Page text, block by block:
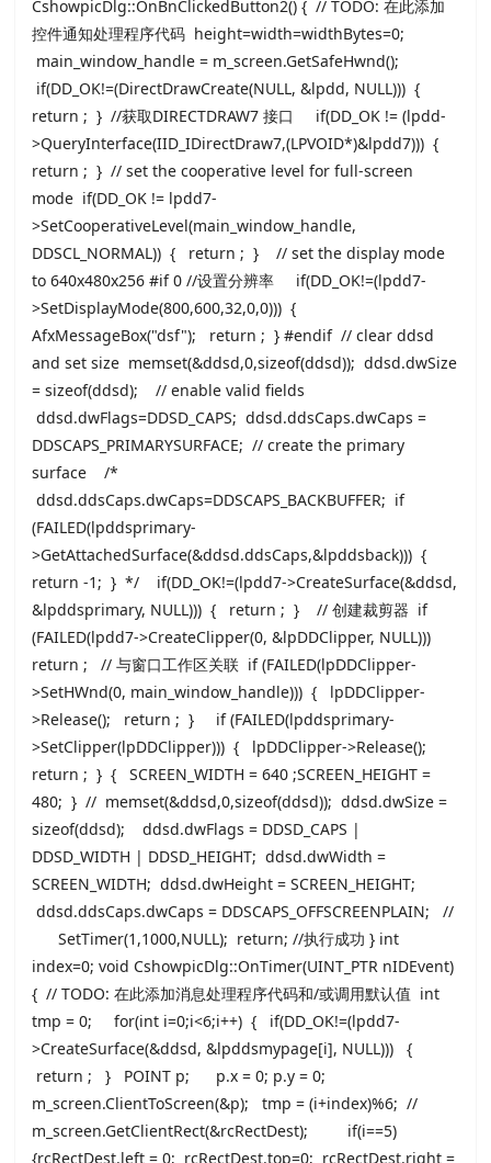
CshowpicDlg::OnBnClickedButton2() { // TODO: 在此添加
控件通知处理程序代码 height=width=widthBytes=0;
main_window_handle = m_screen.GetSafeHwnd();
if(DD_OK!=(DirectDrawCreate(NULL, &lpdd, NULL))) {
return ; } //获取DIRECTDRAW7 接口 if(DD_OK != (lpdd-
>QueryInterface(IID_IDirectDraw7,(LPVOID*)&lpdd7))) {
return ; } // set the cooperative level for full-screen
mode if(DD_OK != lpdd7-
>SetCooperativeLevel(main_window_handle,
DDSCL_NORMAL)) { return ; } // set the display mode
to 640x480x256 #if 0 //设置分辨率 if(DD_OK!=(lpdd7-
>SetDisplayMode(800,600,32,0,0))) {
AfxMessageBox("dsf"); return ; } #endif // clear ddsd
and set size memset(&ddsd,0,sizeof(ddsd)); ddsd.dwSize
= sizeof(ddsd); // enable valid fields
ddsd.dwFlags=DDSD_CAPS; ddsd.ddsCaps.dwCaps =
DDSCAPS_PRIMARYSURFACE; // create the primary
surface /*
ddsd.ddsCaps.dwCaps=DDSCAPS_BACKBUFFER; if
(FAILED(lpddsprimary-
>GetAttachedSurface(&ddsd.ddsCaps,&lpddsback))) {
return -1; } */ if(DD_OK!=(lpdd7->CreateSurface(&ddsd,
&lpddsprimary, NULL))) { return ; } // 创建裁剪器 if
(FAILED(lpdd7->CreateClipper(0, &lpDDClipper, NULL)))
return ; // 与窗口工作区关联 if (FAILED(lpDDClipper-
>SetHWnd(0, main_window_handle))) { lpDDClipper-
>Release(); return ; } if (FAILED(lpddsprimary-
>SetClipper(lpDDClipper))) { lpDDClipper->Release();
return ; } { SCREEN_WIDTH = 640 ;SCREEN_HEIGHT =
480; } // memset(&ddsd,0,sizeof(ddsd)); ddsd.dwSize =
sizeof(ddsd); ddsd.dwFlags = DDSD_CAPS |
DDSD_WIDTH | DDSD_HEIGHT; ddsd.dwWidth =
SCREEN_WIDTH; ddsd.dwHeight = SCREEN_HEIGHT;
ddsd.ddsCaps.dwCaps = DDSCAPS_OFFSCREENPLAIN; //
SetTimer(1,1000,NULL); return; //执行成功 } int
index=0; void CshowpicDlg::OnTimer(UINT_PTR nIDEvent)
{ // TODO: 在此添加消息处理程序代码和/或调用默认值 int
tmp = 0; for(int i=0;i<6;i++) { if(DD_OK!=(lpdd7-
>CreateSurface(&ddsd, &lpddsmypage[i], NULL))) {
return ; } POINT p; p.x = 0; p.y = 0;
m_screen.ClientToScreen(&p); tmp = (i+index)%6; //
m_screen.GetClientRect(&rcRectDest); if(i==5)
{rcRectDest.left = 0; rcRectDest.top=0; rcRectDest.right =